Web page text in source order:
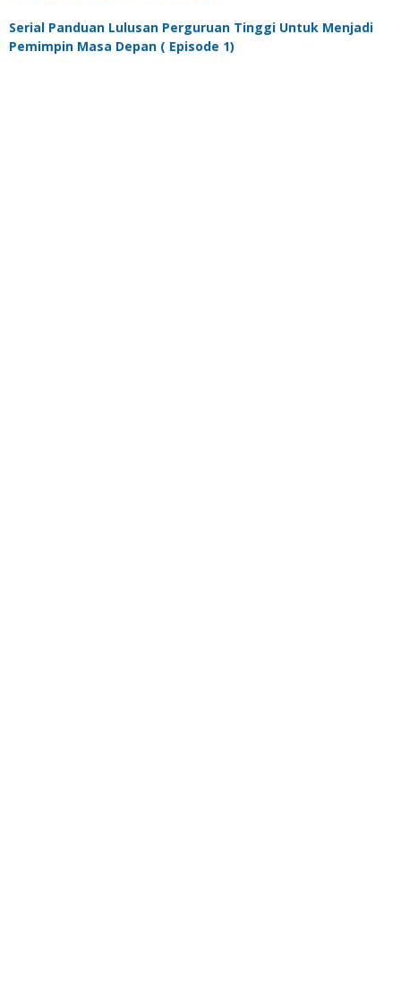
Serial Panduan Lulusan Perguruan Tinggi Untuk Menjadi
Pemimpin Masa Depan ( Episode 1)